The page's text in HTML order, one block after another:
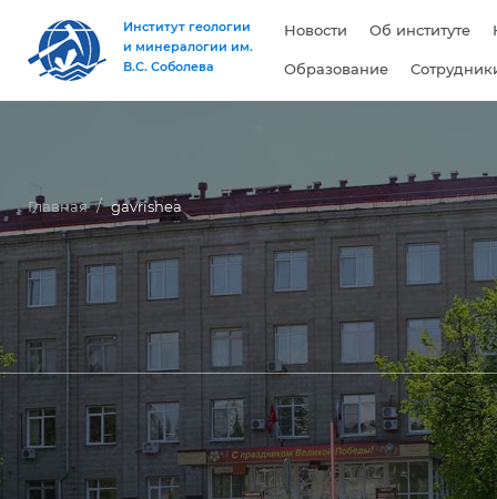
Институт геологии
и минералогии им.
В.С. Соболева
Новости Об институте
Образование
Главная gavrishea